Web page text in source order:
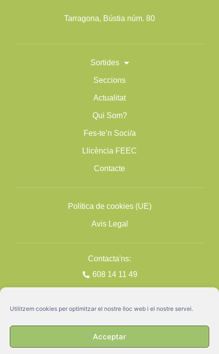
Utilitzem cookies per optimitzar el nostre lloc web i el nostre servei.
Acceptar
Tarragona, Bústia núm. 80
Sortides
Seccions
Actualitat
Qui Som?
Fes-te’n Soci/a
Llicència FEEC
Contacte
Política de cookies (UE)
Avis Legal
Contacta'ns:
608 14 11 49